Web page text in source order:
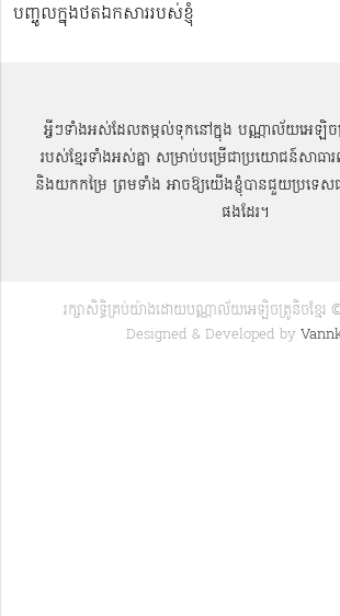
បញ្ចូលក្នុងថតឯកសាររបស់ខ្ញុំ
អ្វីៗទាំងអស់ដែលតម្កល់ទុកនៅក្នុង បណ្ណាល័យអេឡិចត្
របស់ខ្មែរទាំងអស់គ្នា សម្រាប់បម្រើជាប្រយោជន៍សា
និងយកកម្រៃ ព្រមទាំង អាចឱ្យយើងខ្ញុំបានជួយប្រទេ
ផងដែរ។
រក្សាសិទ្ធិគ្រប់យ៉ាងដោយបណ្ណាល័យអេឡិចត្រូនិចខ្មែរ
Designed & Developed by